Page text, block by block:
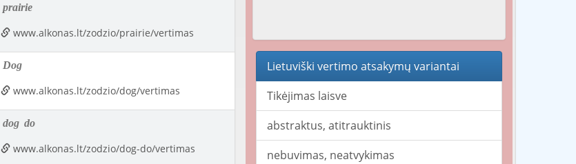
prairie
www.alkonas.lt/zodzio/prairie/vertimas
Dog
www.alkonas.lt/zodzio/dog/vertimas
dog do
www.alkonas.lt/zodzio/dog-do/vertimas
Lietuviški vertimo atsakymų variantai
Tikėjimas laisve
abstraktus, atitrauktinis
nebuvimas, neatvykimas